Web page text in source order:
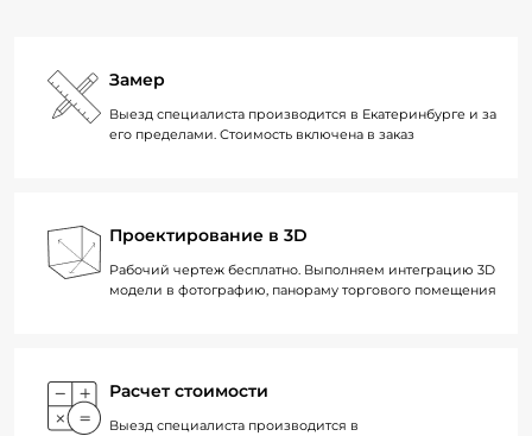
Замер
Выезд специалиста производится в Екатеринбурге и за
его пределами. Стоимость включена в заказ
Проектирование в 3D
Рабочий чертеж бесплатно. Выполняем интеграцию 3D
модели в фотографию, панораму торгового помещения
Расчет стоимости
Выезд специалиста производится в